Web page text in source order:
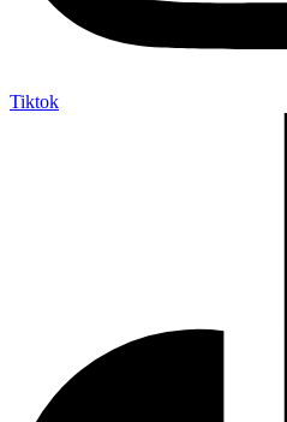
Tiktok